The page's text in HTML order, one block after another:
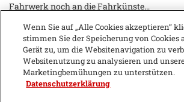
Fahrwerk noch an die Fahrkünste…
Dunlop
Dunlop
Wenn Sie auf „Alle Cookies akzeptieren“
stimmen Sie der Speicherung von Cookies
Gerät zu, um die Websitenavigation zu
Websitenutzung zu analysieren und
Marketingbemühungen zu unterstützen.
Datenschutzerklärung